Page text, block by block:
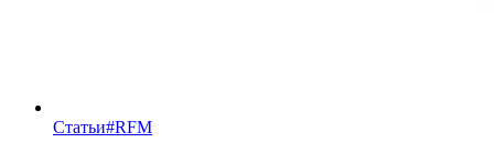
Статьи#RFM